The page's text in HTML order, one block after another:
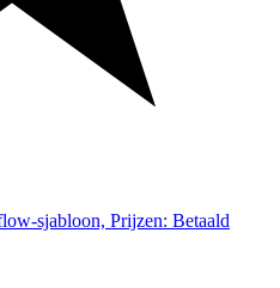
sjabloon, Prijzen: Betaald